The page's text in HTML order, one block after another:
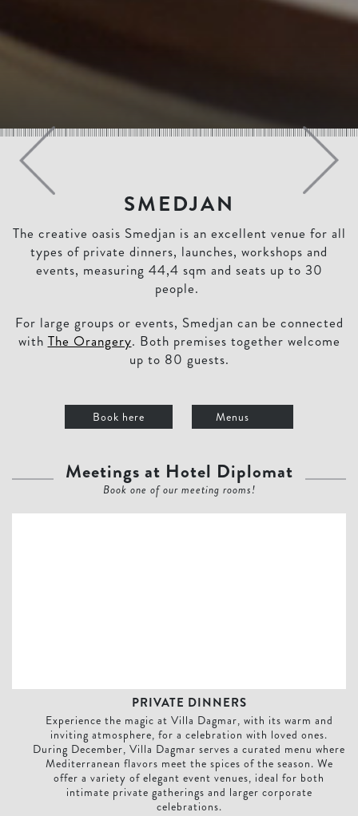
SMEDJAN
The creative oasis Smedjan is an excellent venue for all
types of private dinners, launches, workshops and
events, measuring 44,4 sqm and seats up to 30
people.
For large groups or events, Smedjan can be connected
with The Orangery. Both premises together welcome
up to 80 guests.
Book here Menus
Meetings at Hotel Diplomat
Book one of our meeting rooms!
PRIVATE DINNERS
Experience the magic at Villa Dagmar, with its warm and
inviting atmosphere, for a celebration with loved ones.
During December, Villa Dagmar serves a curated menu where
Mediterranean flavors meet the spices of the season. We
offer a variety of elegant event venues, ideal for both
intimate private gatherings and larger corporate
celebrations.